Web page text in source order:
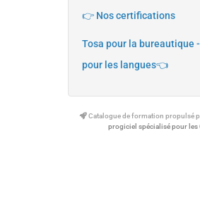
👉 Nos certifications
Tosa pour la bureautique
pour les langues👈
Catalogue de formation propulsé
progiciel spécialisé pour les